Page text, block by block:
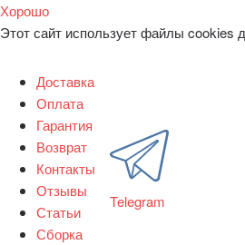
Хорошо
Этот сайт использует файлы cookies
Доставка
Оплата
Гарантия
Возврат
Контакты
Отзывы
Статьи
Сборка
Telegram